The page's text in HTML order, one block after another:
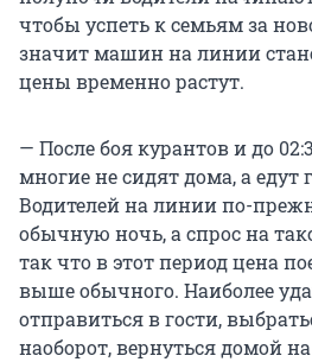
чтобы успеть к семьям за
значит машин на линии
цены временно растут.
— После боя курантов и до
многие не сидят дома, а едут
Водителей на линии по-
обычную ночь, а спрос на
так что в этот период цена
выше обычного. Наиболее
отправиться в гости,
наоборот, вернуться домой на